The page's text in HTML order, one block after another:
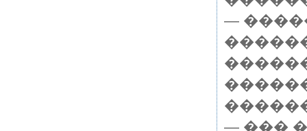
—
— ���